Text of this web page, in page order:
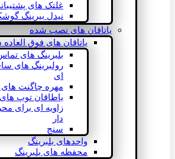
غلتک های
نیدل بیرینگ
یاتاقان های نصب شده
یاتاقان های فوق العاده
بلبرینگ های
رولبرینگ های
ای
مهره چاگنت
یاطاقان توپ
زاویه ای برای
دار
سنج
واحدهای بلبرینگ
محفظه های بلبرینگ